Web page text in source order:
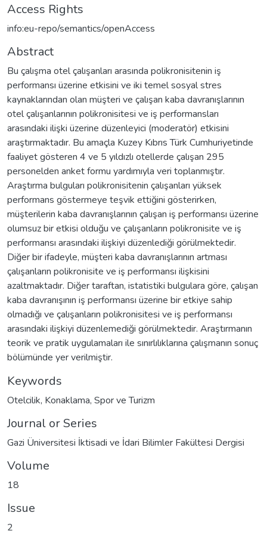
Access Rights
info:eu-repo/semantics/openAccess
Abstract
Bu çalışma otel çalışanları arasında polikronisitenin iş
performansı üzerine etkisini ve iki temel sosyal stres
kaynaklarından olan müşteri ve çalışan kaba davranışlarının
otel çalışanlarının polikronisitesi ve iş performansları
arasındaki ilişki üzerine düzenleyici (moderatör) etkisini
araştırmaktadır. Bu amaçla Kuzey Kıbrıs Türk Cumhuriyetinde
faaliyet gösteren 4 ve 5 yıldızlı otellerde çalışan 295
personelden anket formu yardımıyla veri toplanmıştır.
Araştırma bulguları polikronisitenin çalışanları yüksek
performans göstermeye teşvik ettiğini gösterirken,
müşterilerin kaba davranışlarının çalışan iş performansı üzerine
olumsuz bir etkisi olduğu ve çalışanların polikronisite ve iş
performansı arasındaki ilişkiyi düzenlediği görülmektedir.
Diğer bir ifadeyle, müşteri kaba davranışlarının artması
çalışanların polikronisite ve iş performansı ilişkisini
azaltmaktadır. Diğer taraftan, istatistiki bulgulara göre, çalışan
kaba davranışının iş performansı üzerine bir etkiye sahip
olmadığı ve çalışanların polikronisitesi ve iş performansı
arasındaki ilişkiyi düzenlemediği görülmektedir. Araştırmanın
teorik ve pratik uygulamaları ile sınırlılıklarına çalışmanın sonuç
bölümünde yer verilmiştir.
Keywords
Otelcilik, Konaklama, Spor ve Turizm
Journal or Series
Gazi Üniversitesi İktisadi ve İdari Bilimler Fakültesi Dergisi
Volume
18
Issue
2